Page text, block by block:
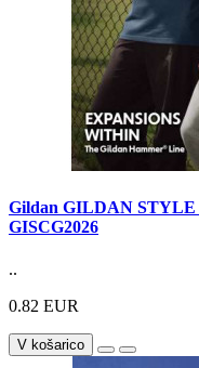
Gildan GILDAN
GISCG2026
..
0.82 EUR
V košarico